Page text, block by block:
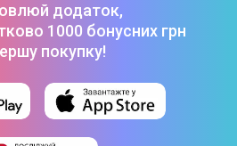
додаток,
1000 бонусних грн
покупку!